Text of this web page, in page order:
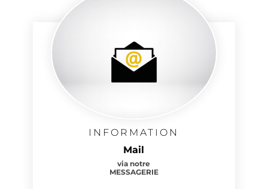
INFORMATION
Mail
via notre
MESSAGERIE